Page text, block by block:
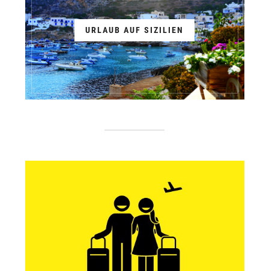
URLAUB AUF SIZILIEN